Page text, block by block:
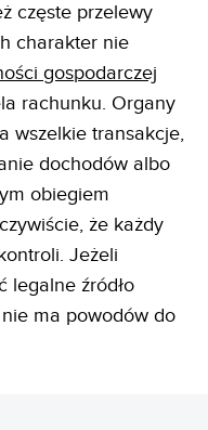
częste przelewy
charakter nie
gospodarczej
rachunku. Organy
wszelkie transakcje,
dochodów albo
obiegiem
że każdy
Jeżeli
legalne źródło
ma powodów do